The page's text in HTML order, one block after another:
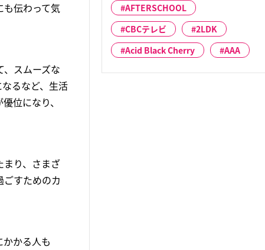
も伝わって気
、スムーズな
るなど、生活
位になり、
まり、さまざ
すためのカ
かる人も
AFTERSCHOOL
CBCテレビ
2LDK
Acid Black Cherry
AAA